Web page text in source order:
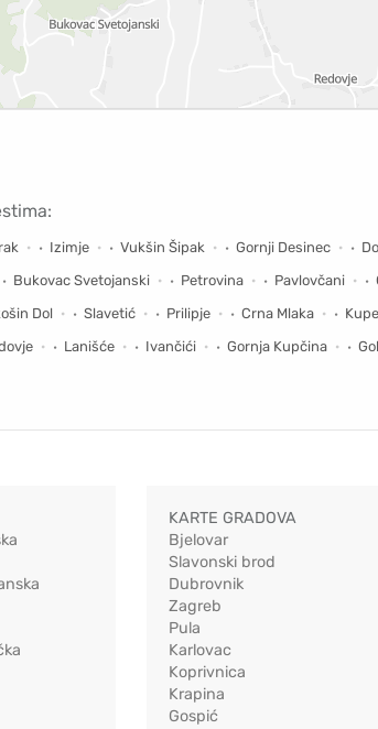
Izimje Vukšin Šipak Gornji Desinec
Bukovac Svetojanski Petrovina Pavlovčani
Dol Slavetić Prilipje Crna Mlaka
Lanišće Ivančići Gornja Kupčina
KARTE GRADOVA
Bjelovar
Slavonski brod
Dubrovnik
Zagreb
Pula
Karlovac
Koprivnica
Krapina
Gospić